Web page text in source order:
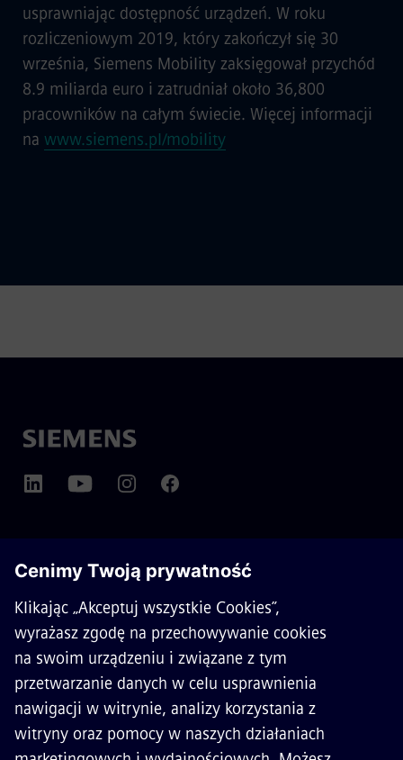
usprawniając dostępność urządzeń. W roku
rozliczeniowym 2019, który zakończył się 30
września, Siemens Mobility zaksięgował przychód
8.9 miliarda euro i zatrudniał około 36,800
pracowników na całym świecie. Więcej informacji
na www.siemens.pl/mobility
O SIEMENS MOBILITY
KONTAKT
KARIERA